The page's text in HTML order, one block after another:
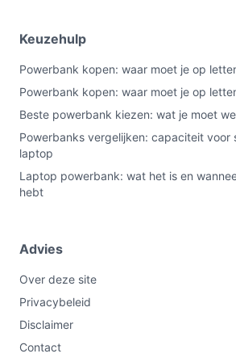
Controleer aansluitingen op slijtage
handleiding voor aanbevolen
laadsnelheden.
Wat is de belangrijkste afweging bij
De afweging is capaciteit versus
capaciteit geeft langere autonomie
gewicht en volume. Bepaal of je de
nodig hebt voor jouw gebruikssituatie.
De R2B Powerbank 30.000 mAh is
capaciteit en meerdere gelijktijdige
inclusief ingebouwde USB-C en
ondersteuning voor snelladen. Niet
Keuzehulp
Powerbank kopen: waar moet je op
Powerbank kopen: waar moet je op
Beste powerbank kiezen: wat je moet
Powerbanks vergelijken: capaciteit voor
laptop
Laptop powerbank: wat het is en
hebt
Advies
Over deze site
Privacybeleid
Disclaimer
Contact